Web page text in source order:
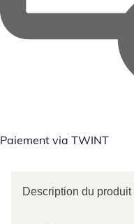
Paiement via TWINT
Description du produit